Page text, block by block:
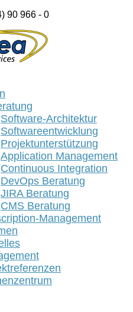
90 966 - 0
Software-Architektur
Softwareentwicklung
Projektunterstützung
Application Management
Continuous Integration
DevOps Beratung
JIRA Beratung
CMS Beratung
Management